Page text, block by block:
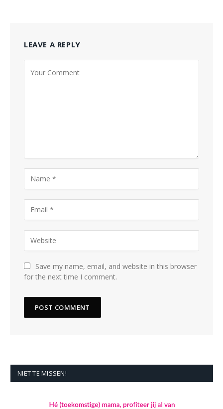
LEAVE A REPLY
Save my name, email, and website in this browser
for the next time I comment.
NIET TE MISSEN!